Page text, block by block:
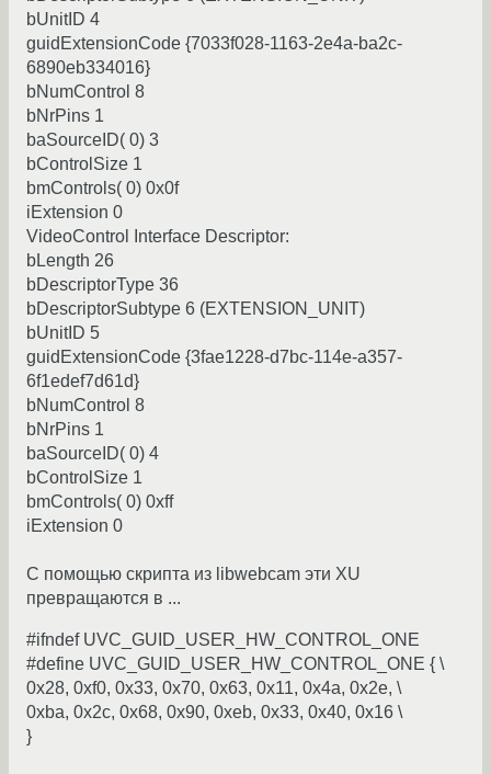
bUnitID 4
guidExtensionCode {7033f028-1163-2e4a-ba2c-
6890eb334016}
bNumControl 8
bNrPins 1
baSourceID( 0) 3
bControlSize 1
bmControls( 0) 0x0f
iExtension 0
VideoControl Interface Descriptor:
bLength 26
bDescriptorType 36
bDescriptorSubtype 6 (EXTENSION_UNIT)
bUnitID 5
guidExtensionCode {3fae1228-d7bc-114e-a357-
6f1edef7d61d}
bNumControl 8
bNrPins 1
baSourceID( 0) 4
bControlSize 1
bmControls( 0) 0xff
iExtension 0
С помощью скрипта из libwebcam эти XU
превращаются в ...
#ifndef UVC_GUID_USER_HW_CONTROL_ONE
#define UVC_GUID_USER_HW_CONTROL_ONE { \
0x28, 0xf0, 0x33, 0x70, 0x63, 0x11, 0x4a, 0x2e, \
0xba, 0x2c, 0x68, 0x90, 0xeb, 0x33, 0x40, 0x16 \
}